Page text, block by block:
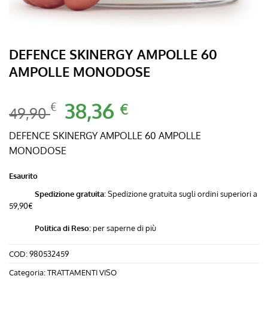
DEFENCE SKINERGY AMPOLLE 60
AMPOLLE MONODOSE
49,90€ Il
prezzo
originale
era:
38,36 €
attuale
DEFENCE SKINERGY AMPOLLE 60 AMPOLLE
MONODOSE
Esaurito
Spedizione gratuita: Spedizione gratuita sugli ordini superiori a
59,90€
Politica di Reso:per saperne di più
COD:980532459
Categoria:TRATTAMENTI VISO